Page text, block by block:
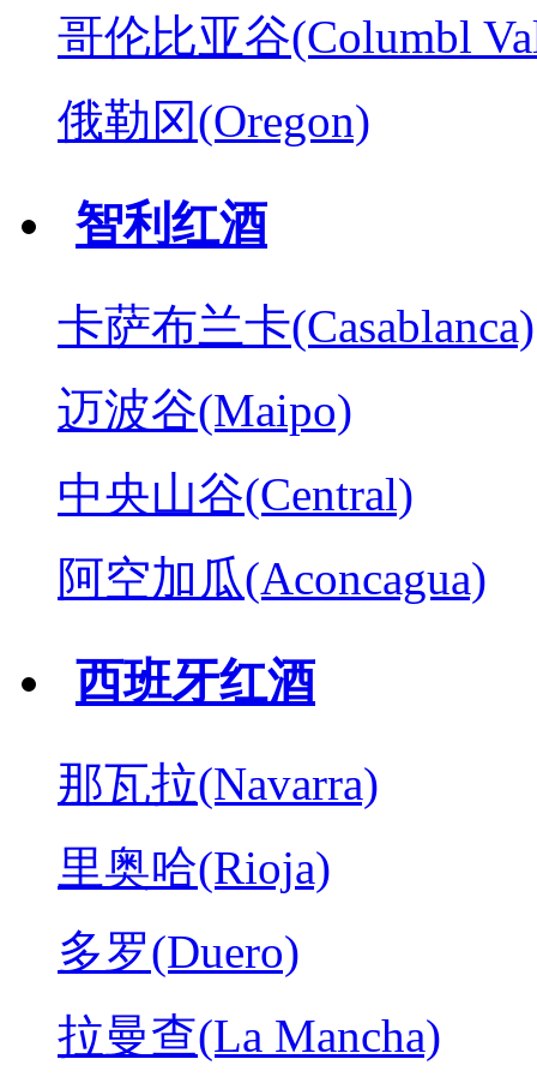
哥伦比亚谷(Columbl
俄勒冈(Oregon)
智利红酒
卡萨布兰卡(Casablanca)
迈波谷(Maipo)
中央山谷(Central)
阿空加瓜(Aconcagua)
西班牙红酒
那瓦拉(Navarra)
里奥哈(Rioja)
多罗(Duero)
拉曼查(La Mancha)